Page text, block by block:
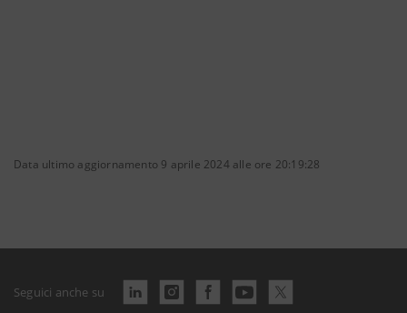
Data ultimo aggiornamento 9 aprile 2024 alle ore 20:19:28
Seguici anche su